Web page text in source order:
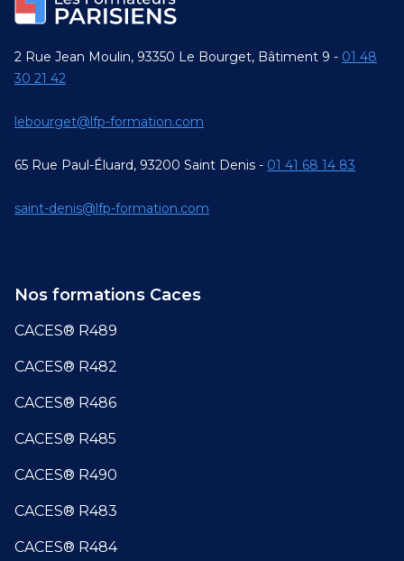
2 Rue Jean Moulin, 93350 Le Bourget, Bâtiment 9 - 01 48
30 21 42
lebourget@lfp-formation.com
65 Rue Paul-Éluard, 93200 Saint Denis - 01 41 68 14 83
saint-denis@lfp-formation.com
Nos formations Caces
CACES® R489
CACES® R482
CACES® R486
CACES® R485
CACES® R490
CACES® R483
CACES® R484